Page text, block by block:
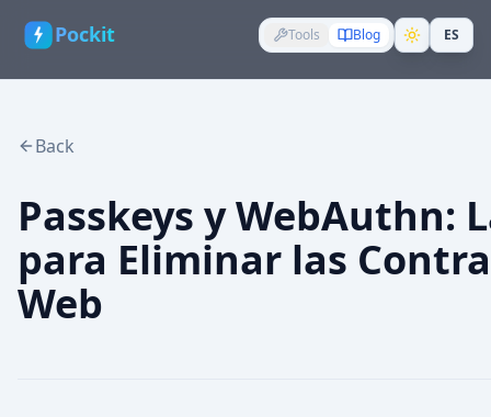
Pockit Tools Blog ES
Back
Passkeys y WebAuthn:
para Eliminar las
Web